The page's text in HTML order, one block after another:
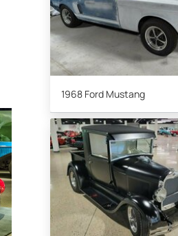
1968 Ford Mustang